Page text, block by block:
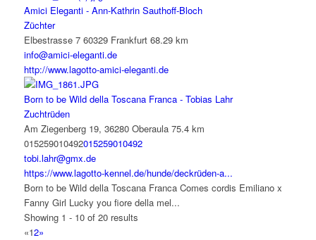
Amici Eleganti - Ann-Kathrin Sauthoff-Bloch
Züchter
Elbestrasse 7 60329 Frankfurt 68.29 km
info@amici-eleganti.de
http://www.lagotto-amici-eleganti.de
Born to be Wild della Toscana Franca - Tobias Lahr
Zuchtrüden
Am Ziegenberg 19, 36280 Oberaula 75.4 km
015259010492015259010492
tobi.lahr@gmx.de
https://www.lagotto-kennel.de/hunde/deckrüden-a...
Born to be Wild della Toscana Franca Comes cordis Emiliano x
Fanny Girl Lucky you fiore della mel...
Showing 1 - 10 of 20 results
«12»